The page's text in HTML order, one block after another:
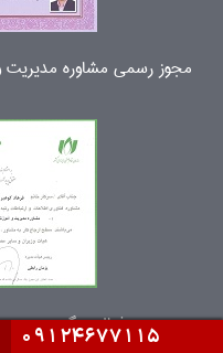
09124677115
مجوز رسمی مشاوره مدیریت
فعالیت گسترده و